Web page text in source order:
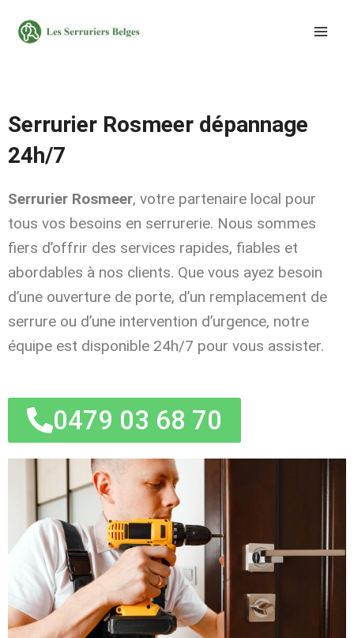
Serrurier Rosmeer dépannage
24h/7
Serrurier Rosmeer, votre partenaire local pour
tous vos besoins en serrurerie. Nous sommes
fiers d’offrir des services rapides, fiables et
abordables à nos clients. Que vous ayez besoin
d’une ouverture de porte, d’un remplacement de
serrure ou d’une intervention d’urgence, notre
équipe est disponible 24h/7 pour vous assister.
0479 03 68 70